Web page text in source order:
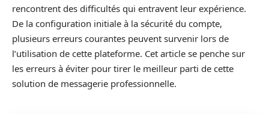
rencontrent des difficultés qui entravent leur expérience.
De la configuration initiale à la sécurité du compte,
plusieurs erreurs courantes peuvent survenir lors de
l’utilisation de cette plateforme. Cet article se penche sur
les erreurs à éviter pour tirer le meilleur parti de cette
solution de messagerie professionnelle.